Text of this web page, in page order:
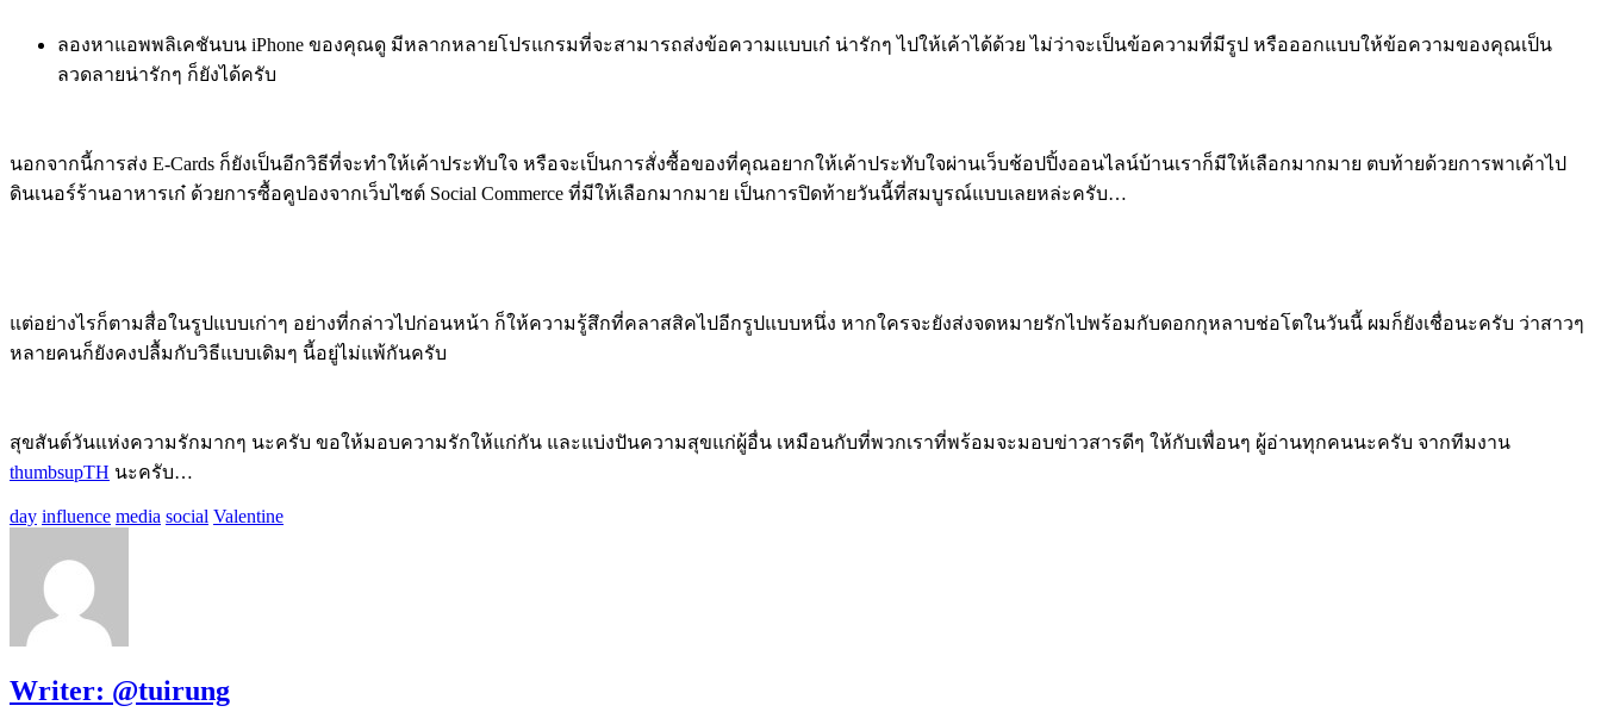
ลองหาแอพพลิเคชันบน iPhone ของคุณดู มีหลากหลายโปรแกรมที่จะสามารถส่งข้อความแบบเก๋ น่ารักๆ ไปให้เค้าได้ด้วย ไม่ว่าจะเป็นข้อความที่มีรูป หรือออกแบบให้ข้อความของคุณเป็น
ลวดลายน่ารักๆ ก็ยังได้ครับ
นอกจากนี้การส่ง E-Cards ก็ยังเป็นอีกวิธีที่จะทำให้เค้าประทับใจ หรือจะเป็นการสั่งซื้อของที่คุณอยากให้เค้าประทับใจผ่านเว็บช้อปปิ้งออนไลน์บ้านเราก็มีให้เลือกมากมาย ตบท้ายด้วยการพาเค้าไป
ดินเนอร์ร้านอาหารเก๋ ด้วยการซื้อคูปองจากเว็บไซต์ Social Commerce ที่มีให้เลือกมากมาย เป็นการปิดท้ายวันนี้ที่สมบูรณ์แบบเลยหล่ะครับ…
แต่อย่างไรก็ตามสื่อในรูปแบบเก่าๆ อย่างที่กล่าวไปก่อนหน้า ก็ให้ความรู้สึกที่คลาสสิคไปอีกรูปแบบหนึ่ง หากใครจะยังส่งจดหมายรักไปพร้อมกับดอกกุหลาบช่อโตในวันนี้ ผมก็ยังเชื่อนะครับ ว่าสาวๆ
หลายคนก็ยังคงปลื้มกับวิธีแบบเดิมๆ นี้อยู่ไม่แพ้กันครับ
สุขสันต์วันแห่งความรักมากๆ นะครับ ขอให้มอบความรักให้แก่กัน และแบ่งปันความสุขแก่ผู้อื่น เหมือนกับที่พวกเราที่พร้อมจะมอบข่าวสารดีๆ ให้กับเพื่อนๆ ผู้อ่านทุกคนนะครับ จากทีมงาน
thumbsupTH นะครับ…
day influence media social Valentine
Writer: @tuirung